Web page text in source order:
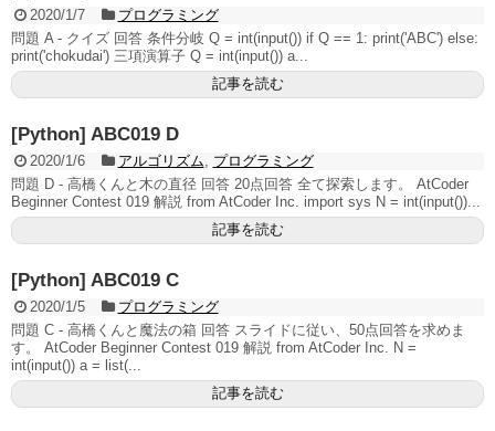
2020/1/7
プログラミング
問題 A - クイズ 回答 条件分岐 Q = int(input()) if Q == 1: print('ABC') else:
print('chokudai') 三項演算子 Q = int(input()) a...
記事を読む
[Python] ABC019 D
2020/1/6 アルゴリズム
プログラミング
問題 D - 高橋くんと木の直径 回答 20点回答 全て探索します。 AtCoder
Beginner Contest 019 解説 from AtCoder Inc. import sys N = int(input())...
記事を読む
[Python] ABC019 C
2020/1/5
プログラミング
問題 C - 高橋くんと魔法の箱 回答 スライドに従い、50点回答を求めま
す。 AtCoder Beginner Contest 019 解説 from AtCoder Inc. N =
int(input()) a = list(...
記事を読む